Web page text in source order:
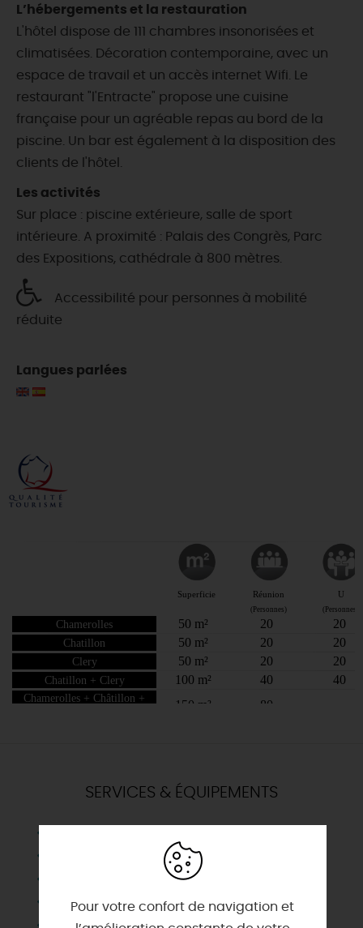
L’hébergements et la restauration
L'hôtel dispose de 111 chambres insonorisées et
climatisées. Décoration contemporaine, avec un
espace de travail et un accès internet Wifi. Le
restaurant "l'Entracte" propose une cuisine
française pour un agréable repas au bord de la
piscine. Un bar est également à la disposition des
clients de l'hôtel.
Les activités
Sur place : piscine extérieure, salle de sport
intérieure. A proximité : Palais des Congrès, Parc
des Expositions, cathédrale à 800 mètres.
Accessibilité pour personnes à mobilité
réduite
Langues parlées
SERVICES & ÉQUIPEMENTS
Equipement projection
Equipement sonorisation
Micro
Paperboard
Pour votre confort de navigation et